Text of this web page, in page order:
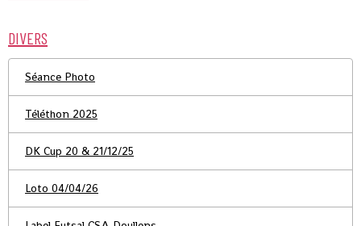
DIVERS
Séance Photo
Téléthon 2025
DK Cup 20 & 21/12/25
Loto 04/04/26